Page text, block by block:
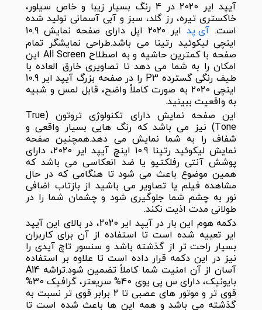
آیپد ایر 2020 در 4 رنگ بسیار زیبا و خاص سیلور،
خاکستری تیره، رز گلد، سبز و آبی آسمانی تولید شده
است. آی پد
ایر ۲۰۲۰ اپل دارای صفحه نمایش 10.9
اینچی لیکوئید رتینا می باشد.طراحی نمایشگر تمام
صفحه با کمترین حاشیه و به اصطلاح All Screen این
امکان را به شما می دهد تا تصاویری خارق العاده با
طیف رنگی گسترده P3 را در صفحه بزرگ آیپد ایر 10.9
اینچی 2020 به صورت کاملاً واضح، قابل لمس و شبیه
به واقعیت ببینید.
این صفحه نمایش دارای تکنولوژی تروتون (True
Tone) نیز می باشد که رنگ هایی بسیار واقعی و
شفاف را به شما نمایش می دهد.همچنین صفحه
نمایش لیکوئید رتینا 10.9 اینچ آیپد ایر 2020، دارای
پوشش آنتی رفلکتیو یا ضد انعکاسی می باشد که
همین موضوع باعث می شود تا هنگامی که در حال
مشاهده فیلم یا تصاویر می باشید از بازتاب اضافی
نور به چشم شما جلوگیری شود و چشمان شما را در
طولانی مدت اذیت نکند.
دکمه هوم این بار در آیپد ایر 2020، در بالای این آیپد
ایر تعبیه شده است تا استفاده از آن برای کاربران
بسیار راحت تر از گذشته باشد و سنسور تاچ آیدی را
نیز در این دکمه قرار داده است تا علاوه بر استفاده
آسان از آن امنیت شما کاملاً تضمین شود.تراشه A14
بایونیک، دارای س پی یوی 40% سریعتر، گرافیک 30%
قوی تر و موتور های عصبی تا 2 برابر قوی تر نسبت به
گذشته می باشد و همه این ها باعث شده است تا